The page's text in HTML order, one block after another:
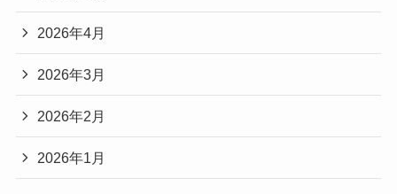
2026年4月
2026年3月
2026年2月
2026年1月